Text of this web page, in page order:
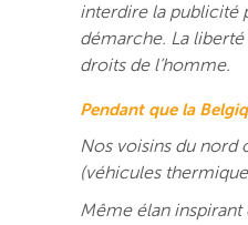
interdire la publicité
démarche. La
droits de l’homme.
Pendant que la
Nos voisins du nord
(véhicules
Même élan inspirant